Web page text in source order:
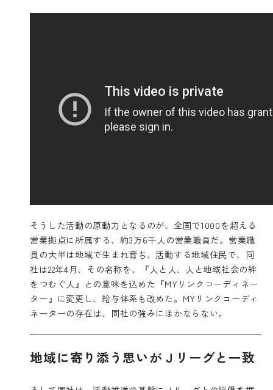
そうした活動の原動力となるのが、全国で1000を超える
営業拠点に所属する、約3万6千人の営業職員だ。営業職
員の大半は地域で生まれ育ち、活動する地域住民で、同
社は22年4月、その名称を、『人と人、人と地域社会の絆
をつむぐ人』との意味を込めた『MYリンクコーディネー
ター』に変更し、給与体系も改めた。MYリンクコーディ
ネーターの存在は、同社の強みにほかならない。
地域に寄り添う思いがＪリーグと一致